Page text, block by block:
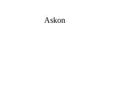
Askon